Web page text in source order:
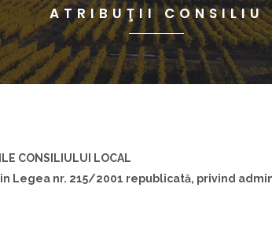
ATRIBUŢII CONSILIU
CONSILIULUI LOCAL
Legea nr. 215/2001 republicată, privind